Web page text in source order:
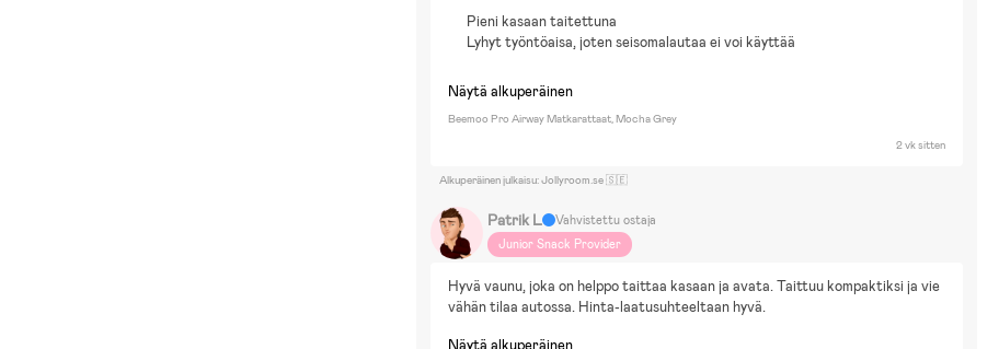
Pieni kasaan taitettuna
Lyhyt työntöaisa, joten seisomalautaa ei voi käyttää
Näytä alkuperäinen
Beemoo Pro Airway Matkarattaat, Mocha Grey
2 vk sitten
Alkuperäinen julkaisu: Jollyroom.se 🇸🇪
Patrik L
Vahvistettu ostaja
Junior Snack Provider
Hyvä vaunu, joka on helppo taittaa kasaan ja avata. Taittuu kompaktiksi ja vie
vähän tilaa autossa. Hinta-laatusuhteeltaan hyvä.
Näytä alkuperäinen